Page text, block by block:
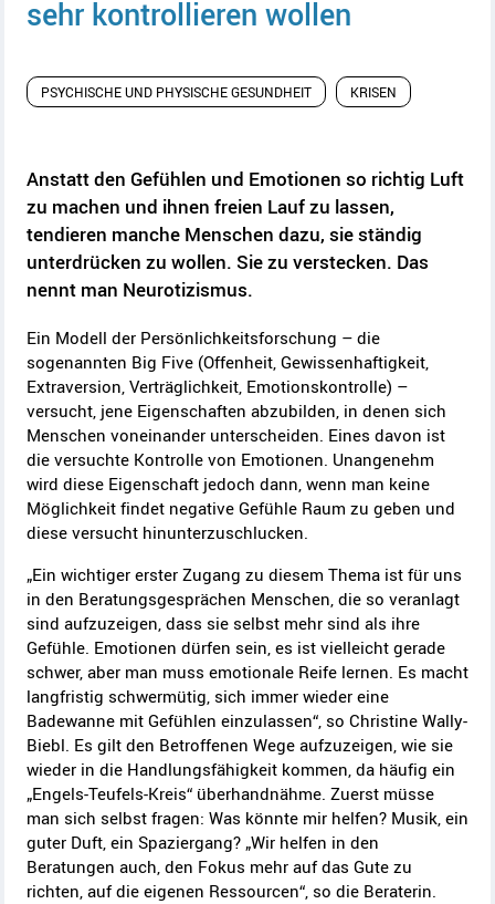
sehr kontrollieren wollen
PSYCHISCHE UND PHYSISCHE GESUNDHEIT KRISEN
Anstatt den Gefühlen und Emotionen so richtig Luft
zu machen und ihnen freien Lauf zu lassen,
tendieren manche Menschen dazu, sie ständig
unterdrücken zu wollen. Sie zu verstecken. Das
nennt man Neurotizismus.
Ein Modell der Persönlichkeitsforschung – die
sogenannten Big Five (Offenheit, Gewissenhaftigkeit,
Extraversion, Verträglichkeit, Emotionskontrolle) –
versucht, jene Eigenschaften abzubilden, in denen sich
Menschen voneinander unterscheiden. Eines davon ist
die versuchte Kontrolle von Emotionen. Unangenehm
wird diese Eigenschaft jedoch dann, wenn man keine
Möglichkeit findet negative Gefühle Raum zu geben und
diese versucht hinunterzuschlucken.
„Ein wichtiger erster Zugang zu diesem Thema ist für uns
in den Beratungsgesprächen Menschen, die so veranlagt
sind aufzuzeigen, dass sie selbst mehr sind als ihre
Gefühle. Emotionen dürfen sein, es ist vielleicht gerade
schwer, aber man muss emotionale Reife lernen. Es macht
langfristig schwermütig, sich immer wieder eine
Badewanne mit Gefühlen einzulassen“, so Christine Wally-
Biebl. Es gilt den Betroffenen Wege aufzuzeigen, wie sie
wieder in die Handlungsfähigkeit kommen, da häufig ein
„Engels-Teufels-Kreis“ überhandnähme. Zuerst müsse
man sich selbst fragen: Was könnte mir helfen? Musik, ein
guter Duft, ein Spaziergang? „Wir helfen in den
Beratungen auch, den Fokus mehr auf das Gute zu
richten, auf die eigenen Ressourcen“, so die Beraterin.